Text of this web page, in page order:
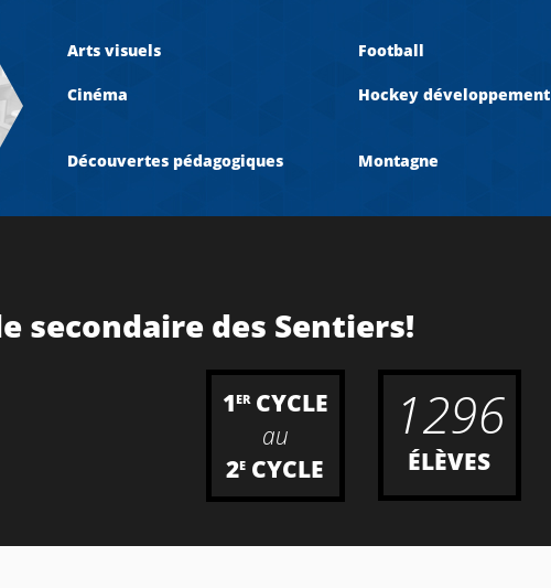
Arts visuels Football
Cinéma Hockey développement
Découvertes pédagogiques Montagne
secondaire des Sentiers!
1296
ÉLÈVES
1ERCYCLE
au
2E CYCLE